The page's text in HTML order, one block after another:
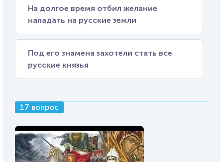
На долгое время отбил желание
нападать на русские земли
Под его знамена захотели стать все
русские князья
17 вопрос